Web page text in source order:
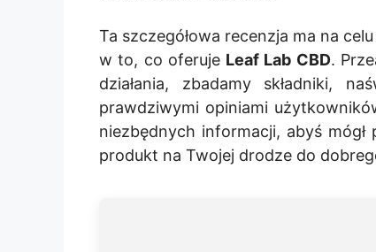
Ta szczegółowa recenzja ma na
w to, co oferuje Leaf Lab CBD.
działania, zbadamy składniki,
prawdziwymi opiniami
niezbędnych informacji, abyś
produkt na Twojej drodze do